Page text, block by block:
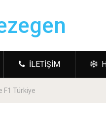
İLETIŞIM
F1 Türkiye